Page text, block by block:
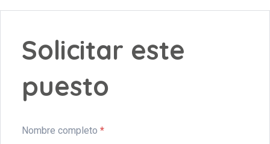
Solicitar este
puesto
Nombre completo *